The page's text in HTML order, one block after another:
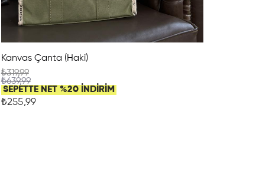
Kanvas Çanta (Haki)
₺319,99
₺639,99
SEPETTE NET %20 İNDİRİM
₺255,99